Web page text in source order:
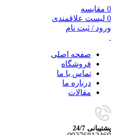
0 مقایسه
0 لیست علاقمندی
ورود / ثبت نام
صفحه اصلی
فروشگاه
تماس با ما
درباره ما
مقالات
پشتیبانی 24/7